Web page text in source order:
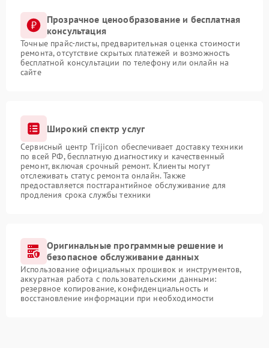
Прозрачное ценообразование и бесплатная
консультация
Точные прайс-листы, предварительная оценка стоимости
ремонта, отсутствие скрытых платежей и возможность
бесплатной консультации по телефону или онлайн на
сайте
Широкий спектр услуг
Сервисный центр Trijicon обеспечивает доставку техники
по всей РФ, бесплатную диагностику и качественный
ремонт, включая срочный ремонт. Клиенты могут
отслеживать статус ремонта онлайн. Также
предоставляется постгарантийное обслуживание для
продления срока службы техники
Оригинальные программные решение и
безопасное обслуживание данных
Использование официальных прошивок и инструментов,
аккуратная работа с пользовательскими данными:
резервное копирование, конфиденциальность и
восстановление информации при необходимости